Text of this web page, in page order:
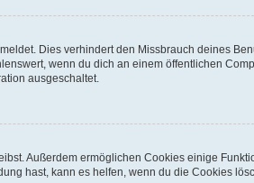
Dies verhindert den Missbrauch deines
wenn du dich an einem öffentlichen
ausgeschaltet.
Außerdem ermöglichen Cookies einige
hast, kann es helfen, wenn du die Cookies